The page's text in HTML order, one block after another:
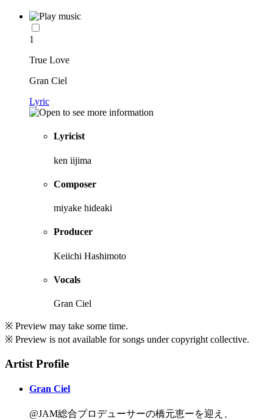
1
True Love
Gran Ciel
Lyric
Lyricist
ken iijima
Composer
miyake hideaki
Producer
Keiichi Hashimoto
Vocals
Gran Ciel
※ Preview may take some time.
※ Preview is not available for songs under copyright collective.
Artist Profile
Gran Ciel
@JAM総合プロデューサーの橋元恵ーを迎え、